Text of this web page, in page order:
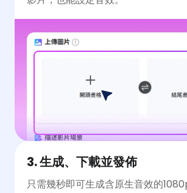
3. 生成、下載並發佈
只需幾秒即可生成含原生音效的